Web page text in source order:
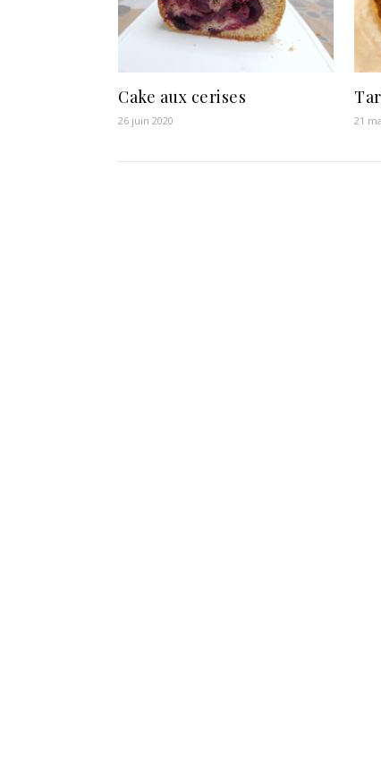
Cake aux cerises
26 juin 2020 21